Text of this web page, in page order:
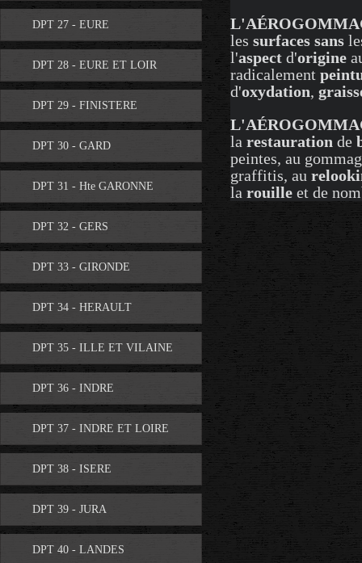
DPT 27 - EURE
DPT 28 - EURE ET LOIR
DPT 29 - FINISTERE
DPT 30 - GARD
DPT 31 - Hte GARONNE
DPT 32 - GERS
DPT 33 - GIRONDE
DPT 34 - HERAULT
DPT 35 - ILLE ET VILAINE
DPT 36 - INDRE
DPT 37 - INDRE ET LOIRE
DPT 38 - ISERE
DPT 39 - JURA
DPT 40 - LANDES
les surfaces sans
l'aspect d'origine
radicalement
d'oxydation,
la restauration de
peintes, au
graffitis, au
la rouille et de